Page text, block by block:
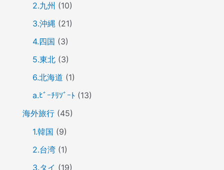
2.九州 (10)
3.沖縄(21)
4.四国 (3)
5.東北(3)
6.北海道 (1)
a.ﾋﾞｰﾁﾘｿﾞｰﾄ (13)
海外旅行(45)
1.韓国 (9)
2.台湾(1)
3.タイ (19)